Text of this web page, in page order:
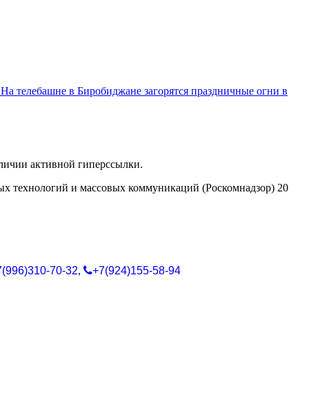
На телебашне в Биробиджане загорятся праздничные огни в
активной гиперссылки.
технологий и массовых коммуникаций (Роскомнадзор) 20
70-32, +7(924)155-58-94